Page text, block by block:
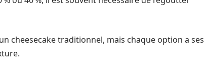
cheesecake traditionnel, mais chaque option a ses